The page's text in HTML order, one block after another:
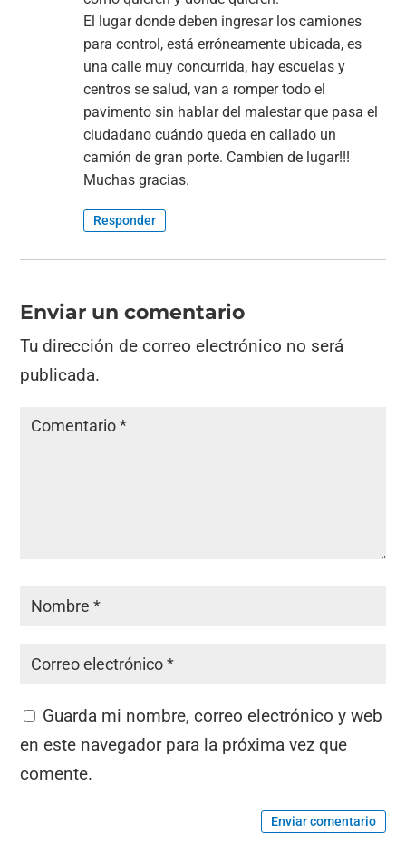
El lugar donde deben ingresar los camiones
para control, está erróneamente ubicada, es
una calle muy concurrida, hay escuelas y
centros se salud, van a romper todo el
pavimento sin hablar del malestar que pasa el
ciudadano cuándo queda en callado un
camión de gran porte. Cambien de lugar!!!
Muchas gracias.
Responder
Enviar un comentario
Tu dirección de correo electrónico no será
publicada.
Guarda mi nombre, correo electrónico y web
en este navegador para la próxima vez que
comente.
Enviar comentario